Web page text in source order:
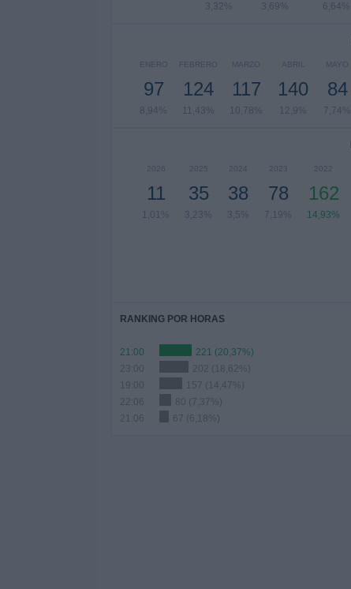
3,32% 3,69% 6,64%
ENERO
97
8,94%
FEBRERO
124
11,43%
MARZO
117
10,78%
ABRIL
140
12,9%
MAYO
84
7,74%
2026
11
1,01%
2025
35
3,23%
2024
38
3,5%
2023
78
7,19%
2022
162
14,93%
RANKING POR HORAS
21:00
221 (20,37%)
23:00
202 (18,62%)
19:00
157 (14,47%)
22:06
80 (7,37%)
21:06
67 (6,18%)